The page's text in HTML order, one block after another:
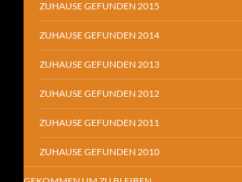
ZUHAUSE GEFUNDEN 2015
ZUHAUSE GEFUNDEN 2014
ZUHAUSE GEFUNDEN 2013
ZUHAUSE GEFUNDEN 2012
ZUHAUSE GEFUNDEN 2011
ZUHAUSE GEFUNDEN 2010